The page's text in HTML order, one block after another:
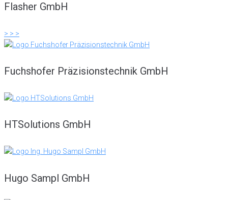
Flasher GmbH
> > >
Fuchshofer Präzisionstechnik GmbH
HTSolutions GmbH
Hugo Sampl GmbH